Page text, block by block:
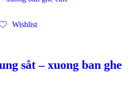
Wishlist
sắt – xuong ban ghe